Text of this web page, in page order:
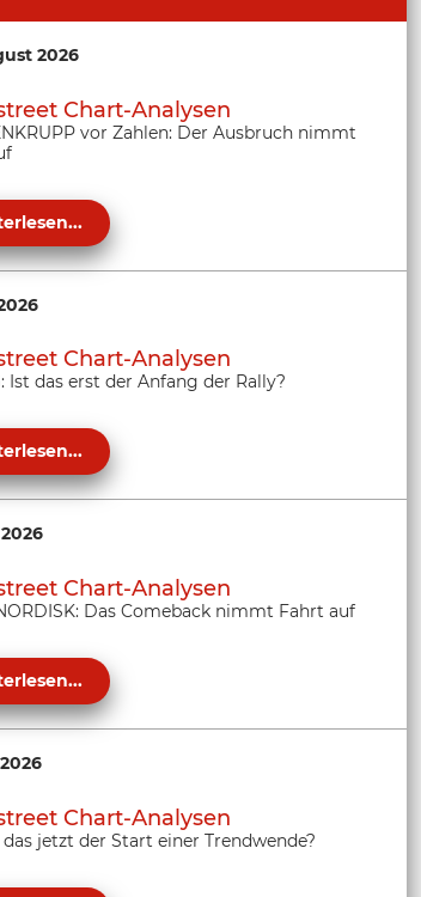
2026
Chart-Analysen
vor Zahlen: Der Ausbruch nimmt
Chart-Analysen
Ist das erst der Anfang der Rally?
Chart-Analysen
Das Comeback nimmt Fahrt auf
Chart-Analysen
das jetzt der Start einer Trendwende?